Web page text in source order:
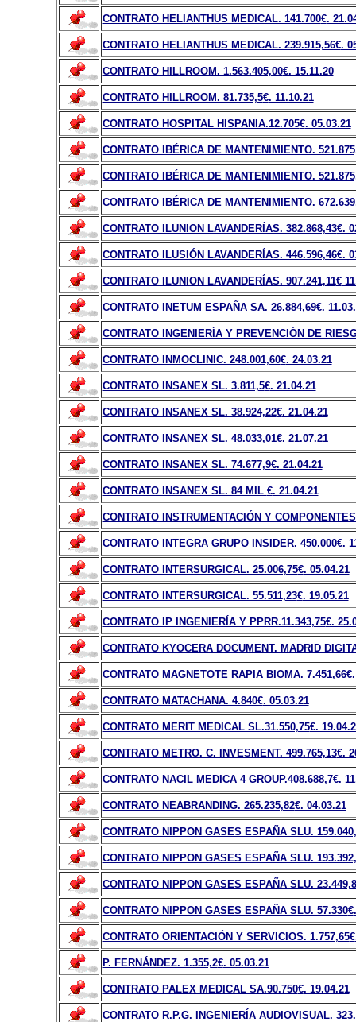
CONTRATO HELIANTHUS MEDICAL. 141.700€.
CONTRATO HELIANTHUS MEDICAL. 239.915,56€.
CONTRATO HILLROOM. 1.563.405,00€. 15.11.20
CONTRATO HILLROOM. 81.735,5€. 11.10.21
CONTRATO HOSPITAL HISPANIA.12.705€. 05.03.21
CONTRATO IBÉRICA DE MANTENIMIENTO.
CONTRATO IBÉRICA DE MANTENIMIENTO.
CONTRATO IBÉRICA DE MANTENIMIENTO.
CONTRATO ILUNION LAVANDERÍAS. 382.868,43€.
CONTRATO ILUSIÓN LAVANDERÍAS. 446.596,46€.
CONTRATO ILUNION LAVANDERÍAS. 907.241,11€
CONTRATO INETUM ESPAÑA SA. 26.884,69€.
CONTRATO INGENIERÍA Y PREVENCIÓN DE
CONTRATO INMOCLINIC. 248.001,60€. 24.03.21
CONTRATO INSANEX SL. 3.811,5€. 21.04.21
CONTRATO INSANEX SL. 38.924,22€. 21.04.21
CONTRATO INSANEX SL. 48.033,01€. 21.07.21
CONTRATO INSANEX SL. 74.677,9€. 21.04.21
CONTRATO INSANEX SL. 84 MIL €. 21.04.21
CONTRATO INSTRUMENTACIÓN Y
CONTRATO INTEGRA GRUPO INSIDER. 450.000€.
CONTRATO INTERSURGICAL. 25.006,75€. 05.04.21
CONTRATO INTERSURGICAL. 55.511,23€. 19.05.21
CONTRATO IP INGENIERÍA Y PPRR.11.343,75€.
CONTRATO KYOCERA DOCUMENT. MADRID
CONTRATO MAGNETOTE RAPIA BIOMA. 7.451,66€
CONTRATO MATACHANA. 4.840€. 05.03.21
CONTRATO MERIT MEDICAL SL.31.550,75€.
CONTRATO METRO. C. INVESMENT. 499.765,13€.
CONTRATO NACIL MEDICA 4 GROUP.408.688,7€.
CONTRATO NEABRANDING. 265.235,82€. 04.03.21
CONTRATO NIPPON GASES ESPAÑA SLU.
CONTRATO NIPPON GASES ESPAÑA SLU.
CONTRATO NIPPON GASES ESPAÑA SLU. 23.449,8
CONTRATO NIPPON GASES ESPAÑA SLU. 57.330€
CONTRATO ORIENTACIÓN Y SERVICIOS. 1.757,65€
P. FERNÁNDEZ. 1.355,2€. 05.03.21
CONTRATO PALEX MEDICAL SA.90.750€. 19.04.21
CONTRATO R.P.G. INGENIERÍA AUDIOVISUAL.